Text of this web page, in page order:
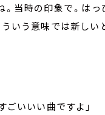
当時の印象で。は
いう意味では新しい
ごいいい曲ですよ」